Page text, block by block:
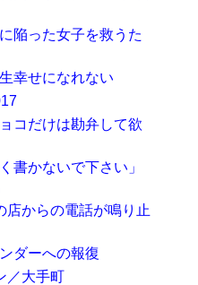
陥った女子を救うた
幸せになれない
コだけは勘弁して欲
書かないで下さい」
店からの電話が鳴り止
ダーへの報復
／大手町